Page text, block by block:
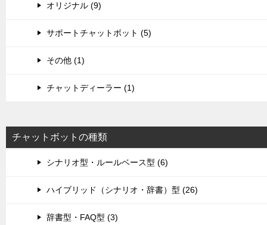
オリジナル (9)
サポートチャットボット (5)
その他 (1)
チャットディーラー (1)
チャットボットの種類
シナリオ型・ルールベース型 (6)
ハイブリッド（シナリオ・辞書）型 (26)
辞書型・FAQ型 (3)